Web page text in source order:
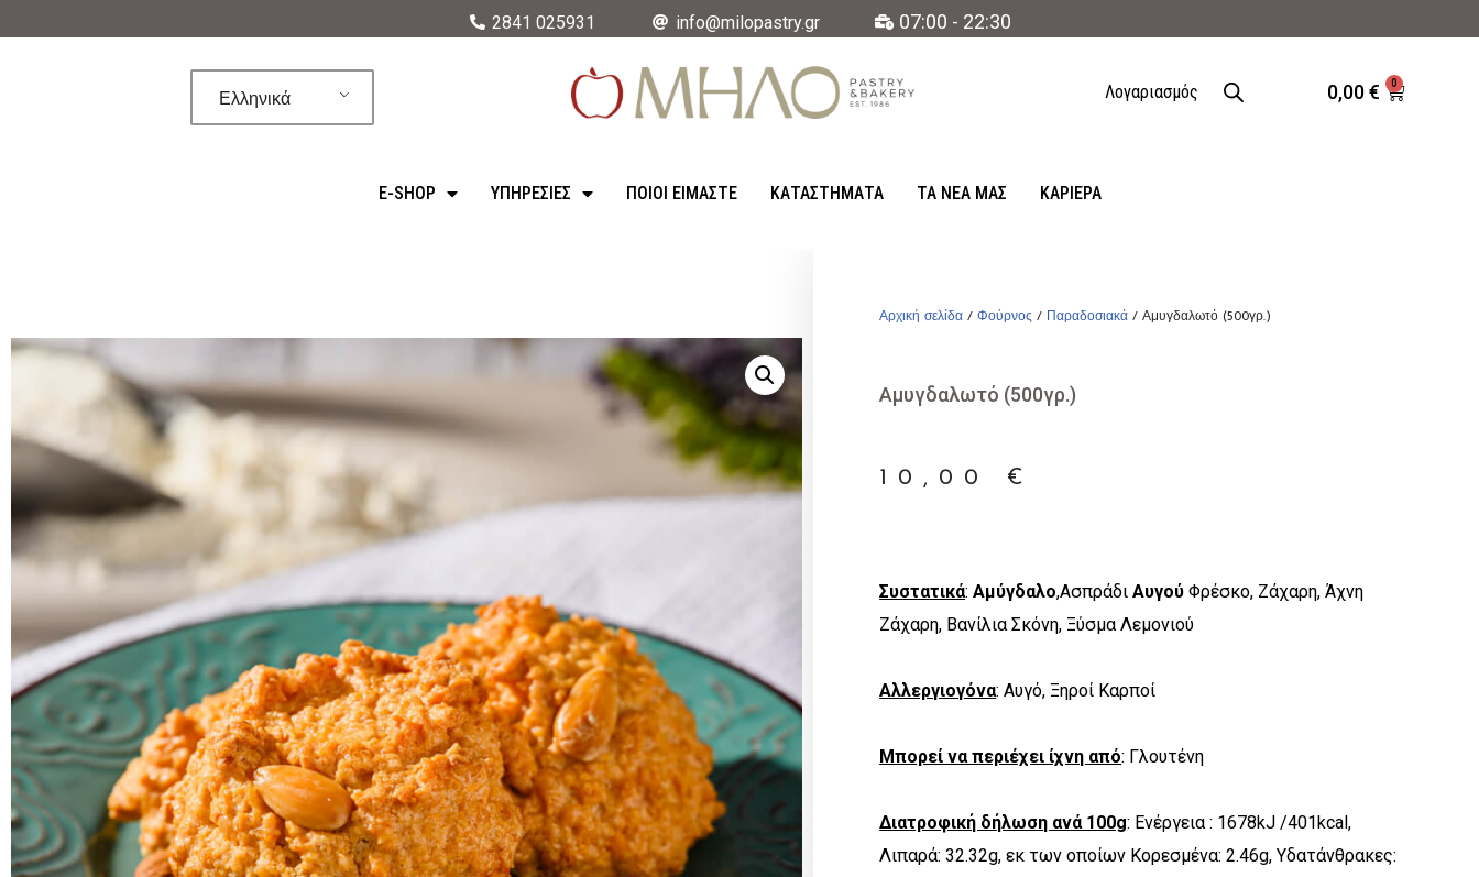
2841 025931 info@milopastry.gr 07:00 - 22:30
Ελληνικά Λογαριασμός 0,00€ 0
E-SHOP ΥΠΗΡΕΣΊΕΣ ΠΟΙΟΙ ΕΙΜΑΣΤΕ ΚΑΤΑΣΤΉΜΑΤΑ ΤΑ ΝΈΑ ΜΑΣ ΚΑΡΙΈΡΑ
Αρχική σελίδα /Φούρνος / Παραδοσιακά / Αμυγδαλωτό (500γρ.)
Αμυγδαλωτό (500γρ.)
10,00 €
Συστατικά:Αμύγδαλο,ΑσπράδιΑυγούΦρέσκο, Ζάχαρη, Άχνη
Ζάχαρη, Βανίλια Σκόνη, Ξύσμα Λεμονιού
Αλλεργιογόνα: Αυγό, Ξηροί Καρποί
Μπορεί να περιέχει ίχνη από: Γλουτένη
Διατροφική δήλωση ανά 100g: Ενέργεια : 1678kJ /401kcal,
Λιπαρά: 32.32g, εκ των οποίων Kορεσμένα: 2.46g, Υδατάνθρακες: